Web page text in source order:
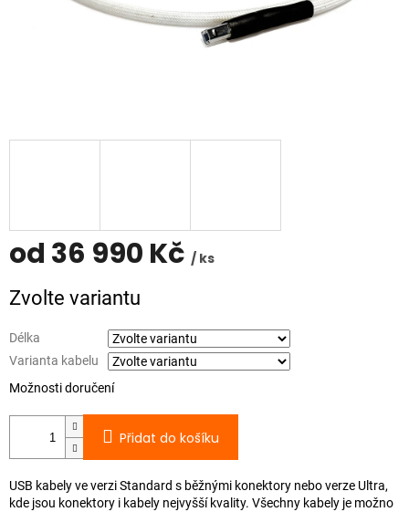
od 36 990 Kč / ks
cena:
Zvolte variantu
Délka
Varianta kabelu
Možnosti doručení
Přidat do košíku
USB kabely ve verzi Standard s běžnými konektory nebo verze Ultra,
kde jsou konektory i kabely nejvyšší kvality. Všechny kabely je možno